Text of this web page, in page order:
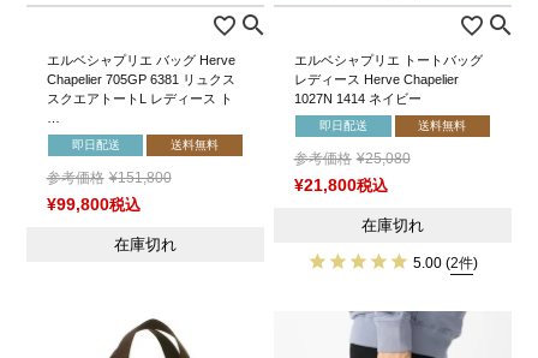
エルベシャプリエ バッグ Herve
Chapelier 705GP 6381 リュクス
スクエアトートL レディース ト
即日配送 送料無料
参考価格 ¥151,800
¥99,800税込
在庫切れ
エルベシャプリエ トートバッグ
レディース Herve Chapelier
1027N 1414 ネイビー
即日配送 送料無料
参考価格 ¥25,080
¥21,800税込
在庫切れ
5.00 (2件)